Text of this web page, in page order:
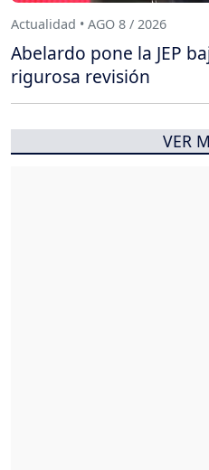
Actualidad • AGO 8 / 2026
Abelardo pone la JEP
rigurosa revisión
VER